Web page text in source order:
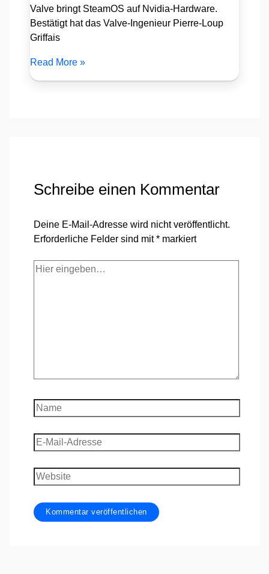
Valve bringt SteamOS auf Nvidia-Hardware.
Bestätigt hat das Valve-Ingenieur Pierre-Loup
Griffais
Read More »
Schreibe einen Kommentar
Deine E-Mail-Adresse wird nicht veröffentlicht.
Erforderliche Felder sind mit* markiert
Hier
Name
E-
Mail-
Adresse
Website